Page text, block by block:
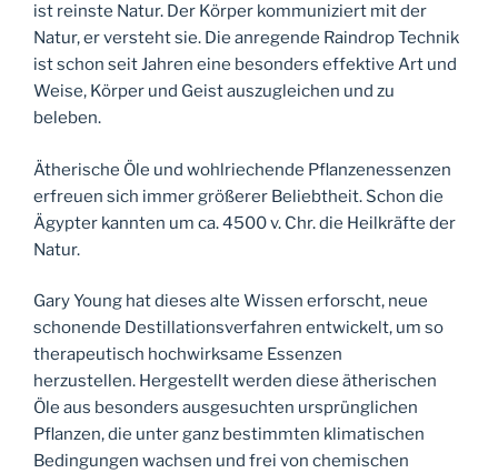
ist reinste Natur. Der Körper kommuniziert mit der
Natur, er versteht sie. Die anregende Raindrop Technik
ist schon seit Jahren eine besonders effektive Art und
Weise, Körper und Geist auszugleichen und zu
beleben.
Ätherische Öle und wohlriechende Pflanzenessenzen
erfreuen sich immer größerer Beliebtheit. Schon die
Ägypter kannten um ca. 4500 v. Chr. die Heilkräfte der
Natur.
Gary Young hat dieses alte Wissen erforscht, neue
schonende Destillationsverfahren entwickelt, um so
therapeutisch hochwirksame Essenzen
herzustellen. Hergestellt werden diese ätherischen
Öle aus besonders ausgesuchten ursprünglichen
Pflanzen, die unter ganz bestimmten klimatischen
Bedingungen wachsen und frei von chemischen